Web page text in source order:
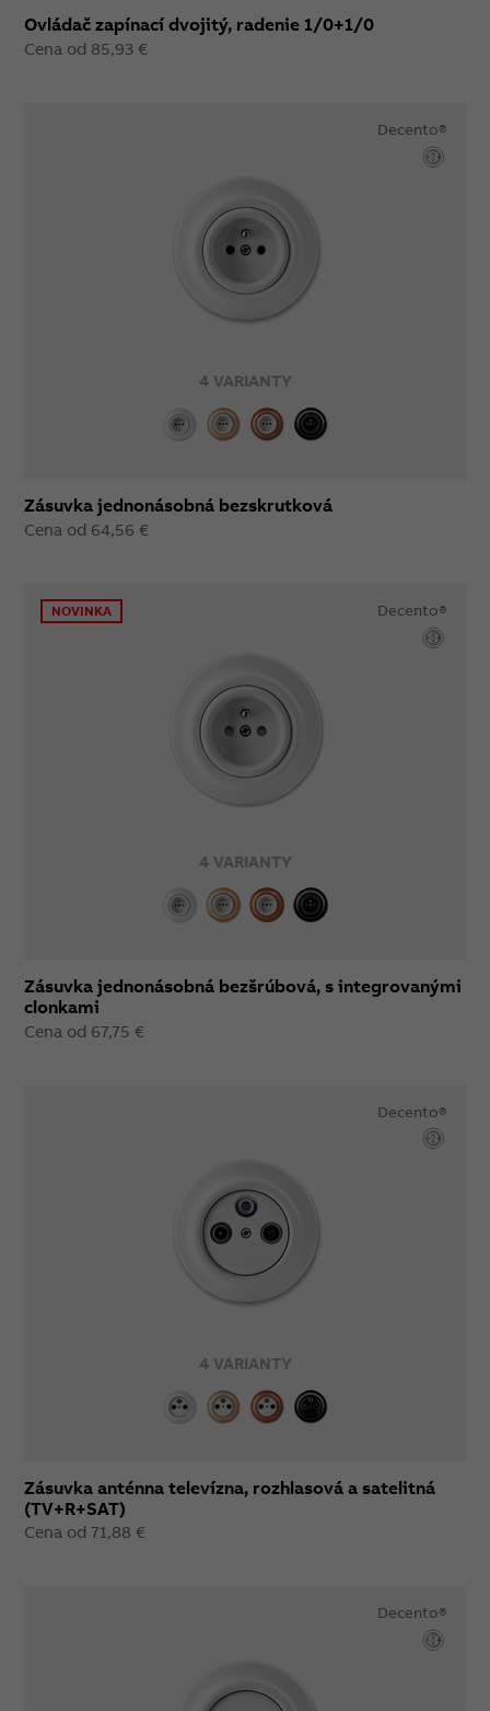
Ovládač zapínací dvojitý, radenie 1/0+1/0
Cena od 85,93 €
4 VARIANTY
Decento®
Zásuvka jednonásobná bezskrutková
Cena od 64,56 €
4 VARIANTY
NOVINKA Decento®
Zásuvka jednonásobná bezšrúbová, s integrovanými
clonkami
Cena od 67,75 €
4 VARIANTY
Decento®
Zásuvka anténna televízna, rozhlasová a satelitná
(TV+R+SAT)
Cena od 71,88 €
Decento®